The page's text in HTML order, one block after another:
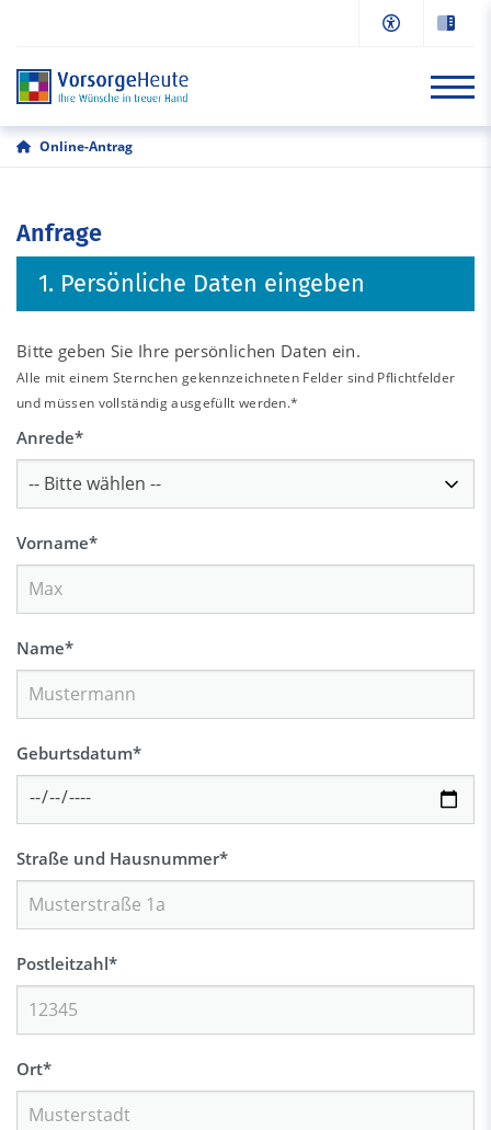
Online-Antrag
Anfrage
1. Persönliche Daten eingeben
Bitte geben Sie Ihre persönlichen Daten ein.
Alle mit einem Sternchen gekennzeichneten Felder sind Pflichtfelder
und müssen vollständig ausgefüllt werden.*
Anrede*
Vorname*
Name*
Geburtsdatum*
Straße und Hausnummer*
Postleitzahl*
Ort*
Informationen
Online-Antrag